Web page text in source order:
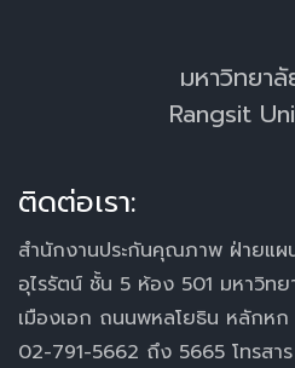
มหาวิทยา
Rangsit
ติดต่อเรา:
สำนักงานประกันคุณภาพ ฝ่ายแ
อุไรรัตน์ ชั้น 5 ห้อง 501 มหาวิท
เมืองเอก ถนนพหลโยธิน หลักห
02-791-5662 ถึง 5665 โทรสา